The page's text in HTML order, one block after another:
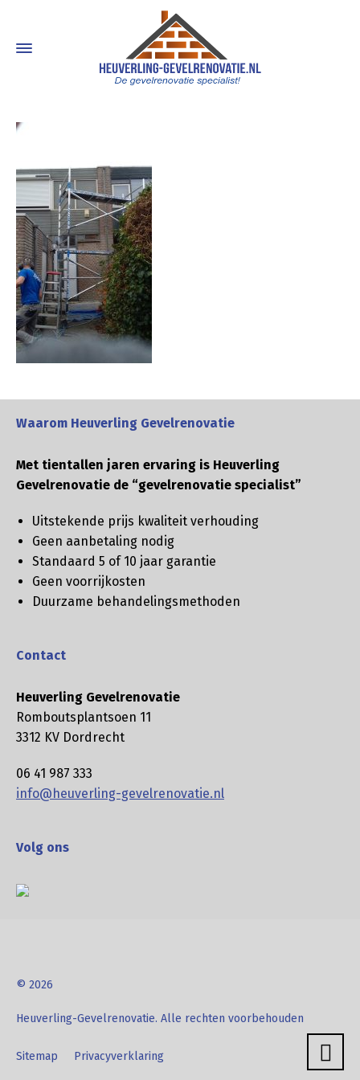
Waarom Heuverling Gevelrenovatie
Met tientallen jaren ervaring is Heuverling
Gevelrenovatie de “gevelrenovatie specialist”
Uitstekende prijs kwaliteit verhouding
Geen aanbetaling nodig
Standaard 5 of 10 jaar garantie
Geen voorrijkosten
Duurzame behandelingsmethoden
Contact
Heuverling Gevelrenovatie
Romboutsplantsoen 11
3312 KV Dordrecht
06 41 987 333
info@heuverling-gevelrenovatie.nl
Volg ons
© 2026
Heuverling-Gevelrenovatie. Alle rechten voorbehouden
Sitemap Privacyverklaring